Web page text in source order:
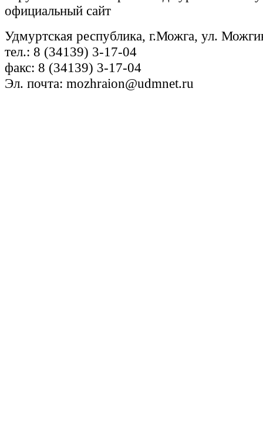
официальный сайт
Удмуртская республика, г.Можга, ул.
тел.: 8 (34139) 3-17-04
факс: 8 (34139) 3-17-04
Эл. почта: mozhraion@udmnet.ru